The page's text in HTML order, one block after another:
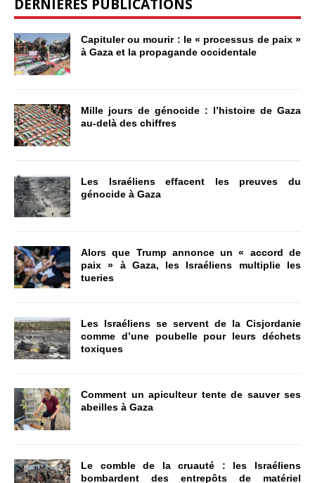
DERNIÈRES PUBLICATIONS
Capituler ou mourir : le « processus de paix »
à Gaza et la propagande occidentale
Mille jours de génocide : l’histoire de Gaza
au-delà des chiffres
Les Israéliens effacent les preuves du
génocide à Gaza
Alors que Trump annonce un « accord de
paix » à Gaza, les Israéliens multiplie les
tueries
Les Israéliens se servent de la Cisjordanie
comme d’une poubelle pour leurs déchets
toxiques
Comment un apiculteur tente de sauver ses
abeilles à Gaza
Le comble de la cruauté : les Israéliens
bombardent des entrepôts de matériel